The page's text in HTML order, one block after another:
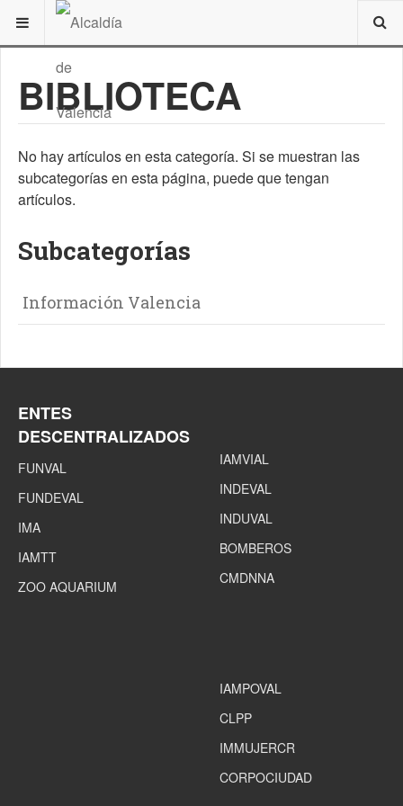
ESTÁ AQUÍ: DE INTERÉS
BIBLIOTECA
No hay artículos en esta categoría. Si se muestran las
subcategorías en esta página, puede que tengan
artículos.
Subcategorías
Información Valencia
ENTES
DESCENTRALIZADOS
FUNVAL
FUNDEVAL
IMA
IAMTT
ZOO AQUARIUM
IAMVIAL
INDEVAL
INDUVAL
BOMBEROS
CMDNNA
IAMPOVAL
CLPP
IMMUJERCR
CORPOCIUDAD